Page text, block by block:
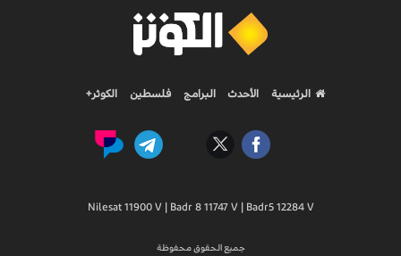
الرئيسية الأحدث البرامج فلسطين الكوثر+
Nilesat 11900 V | Badr 8 11747 V | Badr5 12284 V
جميع الحقوق محفوظة